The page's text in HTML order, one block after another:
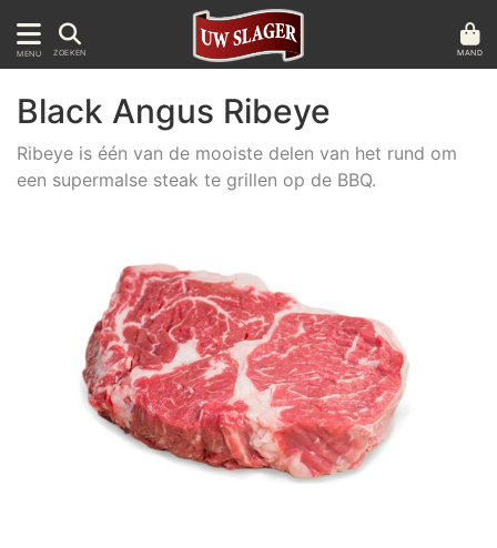
MENU ZOEKEN MAND
Black Angus Ribeye
Ribeye is één van de mooiste delen van het rund om
een supermalse steak te grillen op de BBQ.